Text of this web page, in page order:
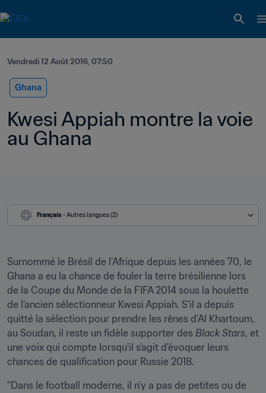
Vendredi 12 Août 2016, 07:50
Ghana
Kwesi Appiah montre la voie
au Ghana
Français - Autres langues (2)
Surnommé le Brésil de l’Afrique depuis les années 70, le
Ghana a eu la chance de fouler la terre brésilienne lors
de la Coupe du Monde de la FIFA 2014 sous la houlette
de l’ancien sélectionneur Kwesi Appiah. S'il a depuis
quitté la sélection pour prendre les rênes d'Al Khartoum,
au Soudan, il reste un fidèle supporter des Black Stars, et
une voix qui compte lorsqu'il s'agit d'évoquer leurs
chances de qualification pour Russie 2018.
"Dans le football moderne, il n’y a pas de petites ou de